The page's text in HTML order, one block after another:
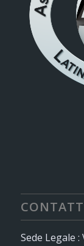
Sede Legale